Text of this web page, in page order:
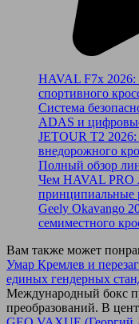
HAVAL F7x 2026:
спортивного
Система
ADAS и
JETOUR T2 2026:
внедорожного
Полный обзор
Чем HAVAL PRO
принципиальные
Geely Okavango
семиместного
Вам также может
Умар Кремлев и
единых гендерных
Международный бокс
преобразований. В